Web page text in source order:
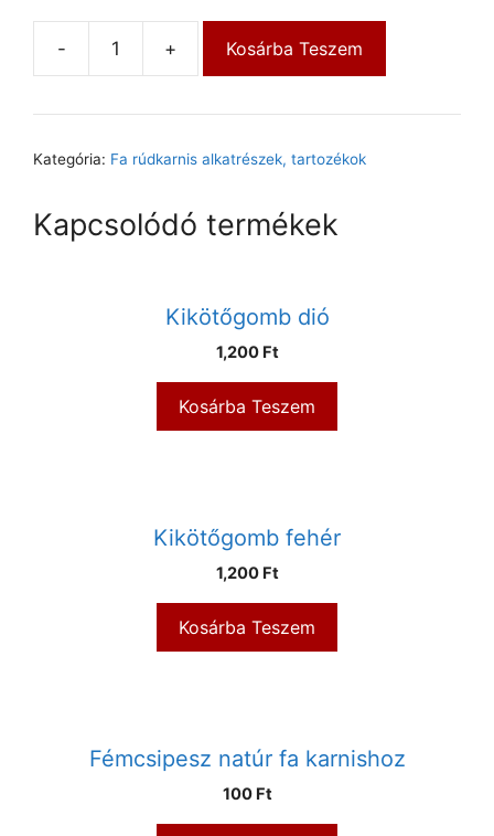
- + Kosárba Teszem
Kategória: Fa rúdkarnis alkatrészek, tartozékok
Kapcsolódó termékek
Kikötőgomb dió
1,200 Ft
Kosárba Teszem
Kikötőgomb fehér
1,200 Ft
Kosárba Teszem
Fémcsipesz natúr fa karnishoz
100 Ft